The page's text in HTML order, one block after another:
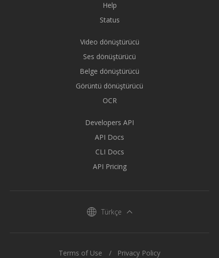
Help
Status
Video dönüştürücü
Ses dönüştürücü
Belge dönüştürücü
Görüntü dönüştürücü
OCR
Developers API
API Docs
CLI Docs
API Pricing
Türkçe
Terms of Use Privacy Policy